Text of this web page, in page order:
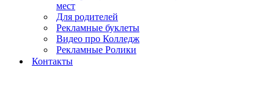
мест
Для родителей
Рекламные буклеты
Видео про Колледж
Рекламные Ролики
Контакты